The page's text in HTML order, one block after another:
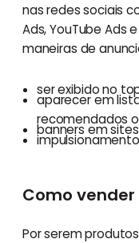
nas redes sociais
Ads, YouTube Ads
maneiras de
ser exibido no
aparecer em
recomendados
banners em
Como
Por serem